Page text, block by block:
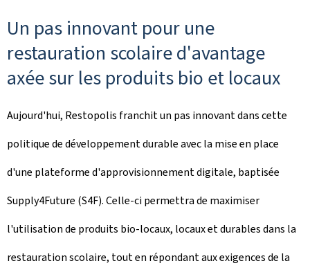
Un pas innovant pour une
restauration scolaire d'avantage
axée sur les produits bio et locaux
Aujourd'hui, Restopolis franchit un pas innovant dans cette
politique de développement durable avec la mise en place
d'une plateforme d'approvisionnement digitale, baptisée
Supply4Future (S4F). Celle-ci permettra de maximiser
l'utilisation de produits bio-locaux, locaux et durables dans la
restauration scolaire, tout en répondant aux exigences de la